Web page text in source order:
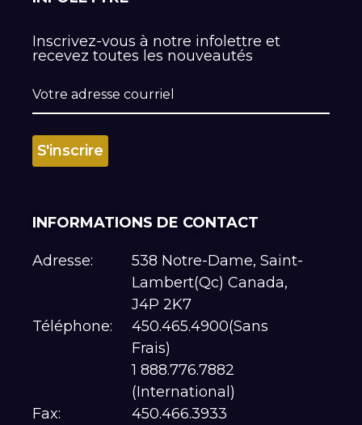
Inscrivez-vous à notre infolettre et
recevez toutes les nouveautés
INFORMATIONS DE CONTACT
Adresse:
538 Notre-Dame, Saint-
Lambert(Qc) Canada,
J4P 2K7
Téléphone:
450.465.4900(Sans
Frais)
1 888.776.7882
(International)
Fax:
450.466.3933